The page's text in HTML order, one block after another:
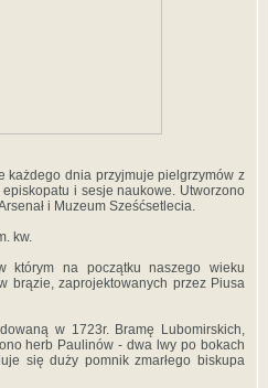
każdego dnia przyjmuje pielgrzymów z
i sesje naukowe. Utworzono
i Muzeum Sześćsetlecia.
kw.
którym na początku naszego wieku
brązie, zaprojektowanych przez Piusa
w 1723r. Bramę Lubomirskich,
herb Paulinów - dwa lwy po bokach
się duży pomnik zmarłego biskupa